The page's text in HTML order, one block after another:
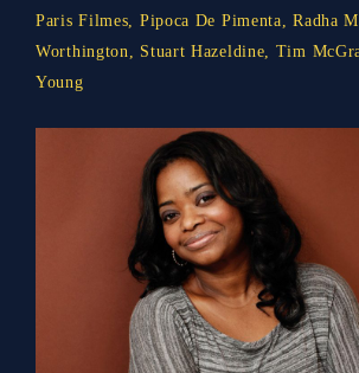
Paris Filmes
Pipoca De Pimenta ,Radha
Worthington
Stuart Hazeldine Tim
Young